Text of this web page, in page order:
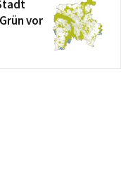
vor